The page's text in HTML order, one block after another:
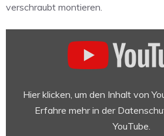
verschraubt montieren.
Aqara
Presence
Hier klicken, um den Inhalt von
Erfahre mehr in der
YouTube